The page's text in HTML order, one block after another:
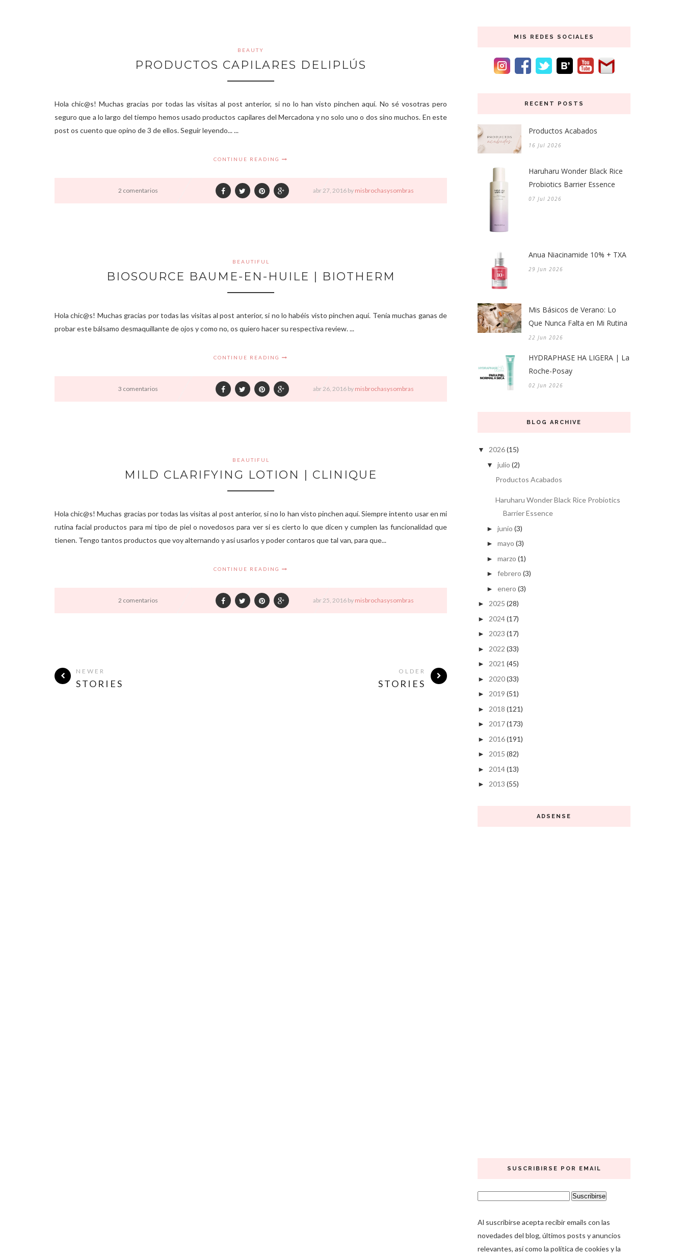
BEAUTY
PRODUCTOS CAPILARES DELIPLÚS
Hola chic@s! Muchas gracias por todas las visitas al post anterior, si no lo han visto pinchen aquí. No sé vosotras pero
seguro que a lo largo del tiempo hemos usado productos capilares del Mercadona y no solo uno o dos sino muchos. En este
post os cuento que opino de 3 de ellos. Seguir leyendo... ...
CONTINUE READING
2 comentarios abr27, 2016 by misbrochasysombras
BEAUTIFUL
BIOSOURCE BAUME-EN-HUILE | BIOTHERM
Hola chic@s! Muchas gracias por todas las visitas al post anterior, si no lo habéis visto pinchen aquí. Tenía muchas ganas de
probar este bálsamo desmaquillante de ojos y como no, os quiero hacer su respectiva review. ...
CONTINUE READING
3 comentarios abr26, 2016 by misbrochasysombras
BEAUTIFUL
MILD CLARIFYING LOTION | CLINIQUE
Hola chic@s! Muchas gracias por todas las visitas al post anterior, si no lo han visto pinchen aquí. Siempre intento usar en mi
rutina facial productos para mi tipo de piel o novedosos para ver si es cierto lo que dicen y cumplen las funcionalidad que
tienen. Tengo tantos productos que voy alternando y así usarlos y poder contaros que tal van, para que...
CONTINUE READING
2 comentarios abr25, 2016 by misbrochasysombras
NEWER
STORIES
OLDER
STORIES
MIS REDES SOCIALES
RECENT POSTS
Productos Acabados
16 Jul 2026
Haruharu Wonder Black Rice
Probiotics Barrier Essence
07 Jul 2026
Anua Niacinamide 10% + TXA
29 Jun 2026
Mis Básicos de Verano: Lo
Que Nunca Falta en Mi Rutina
22 Jun 2026
HYDRAPHASE HA LIGERA | La
Roche-Posay
02 Jun 2026
BLOG ARCHIVE
▼ 2026(15)
▼ julio (2)
Productos Acabados
Haruharu Wonder Black Rice Probiotics
Barrier Essence
► junio (3)
► mayo (3)
► marzo (1)
► febrero (3)
► enero (3)
► 2025 (28)
► 2024(17)
► 2023 (17)
► 2022 (33)
► 2021 (45)
► 2020(33)
► 2019 (51)
► 2018 (121)
► 2017(173)
► 2016(191)
► 2015 (82)
► 2014(13)
► 2013 (55)
ADSENSE
SUSCRIBIRSE POR EMAIL
Al suscribirse acepta recibir emails con las
novedades del blog, últimos posts y anuncios
relevantes, así como la política de cookies y la